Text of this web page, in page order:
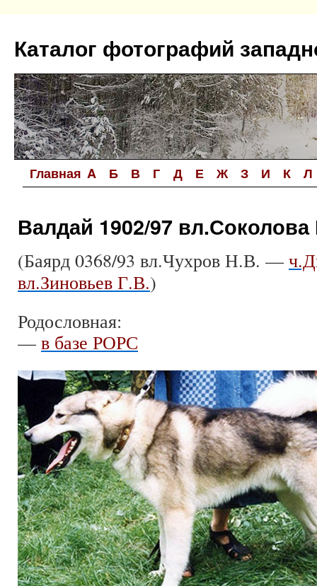
содержимому
Каталог фотографий
Главная A Б В Г Д Е Ж З И К Л
Валдай 1902/97
(Баярд 0368/93 вл.Чухров Н.В. —
вл.Зиновьев Г.В.)
Родословная:
— в базе РОРС